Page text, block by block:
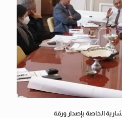
الخاصة بإصدار ورقة